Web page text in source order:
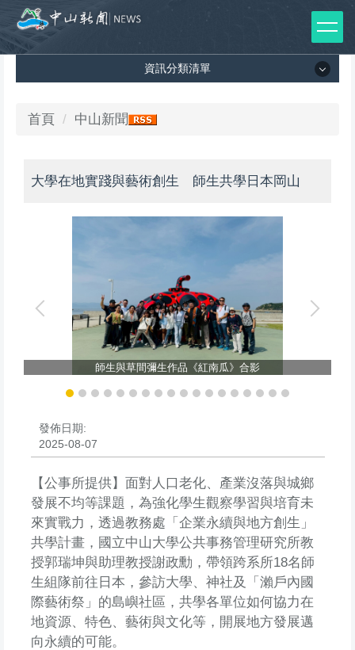
到
主
資訊分類清單
資訊分類清單
媒體報導
影音專區
首頁 中山新聞
大學在地實踐與藝術創生 師生共學日本岡山
師生與草間彌生作品《紅南瓜》合影
發佈日期:
2025-08-07
【公事所提供】面對人口老化、產業沒落與城鄉
發展不均等課題，為強化學生觀察學習與培育未
來實戰力，透過教務處「企業永續與地方創生」
共學計畫，國立中山大學公共事務管理研究所教
授郭瑞坤與助理教授謝政勳，帶領跨系所18名師
生組隊前往日本，參訪大學、神社及「瀨戶內國
際藝術祭」的島嶼社區，共學各單位如何協力在
地資源、特色、藝術與文化等，開展地方發展邁
向永續的可能。